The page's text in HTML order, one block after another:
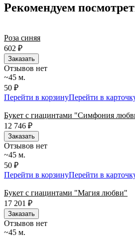
Рекомендуем
Роза синяя
602 ₽
Заказать
Отзывов нет
~45 м.
50 ₽
Перейти в корзинуПерейти в
Букет с гиацинтами "Симфония
12 746 ₽
Заказать
Отзывов нет
~45 м.
50 ₽
Перейти в корзинуПерейти в
Букет с гиацинтами "Магия любви"
17 201
₽
Заказать
Отзывов нет
~45 м.